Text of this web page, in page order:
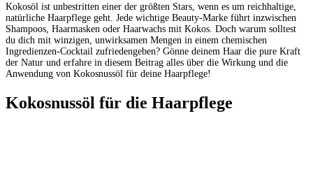
Kokosöl ist unbestritten einer der größten Stars, wenn es um reichhaltige,
natürliche Haarpflege geht. Jede wichtige Beauty-Marke führt inzwischen
Shampoos, Haarmasken oder Haarwachs mit Kokos. Doch warum solltest
du dich mit winzigen, unwirksamen Mengen in einem chemischen
Ingredienzen-Cocktail zufriedengeben? Gönne deinem Haar die pure Kraft
der Natur und erfahre in diesem Beitrag alles über die Wirkung und die
Anwendung von Kokosnussöl für deine Haarpflege!
Kokosnussöl für die Haarpflege